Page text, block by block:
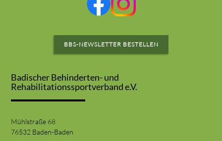
BBS-NEWSLETTER BESTELLEN
Badischer Behinderten- und
Rehabilitationssportverband e.V.
Mühlstraße 68
76532 Baden-Baden